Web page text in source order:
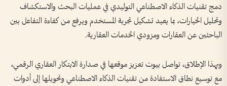
دمج تقنيات الذكاء الاصطناعي التوليدي في عمليات البحث والاستكشاف
وتحليل الخيارات، بما يعيد تشكيل تجربة المستخدم ويرفع من كفاءة التفاعل بين
الباحثين عن العقارات ومزودي الخدمات العقارية.
وبهذا الإطلاق، تواصل بيوت تعزيز موقعها في صدارة الابتكار العقاري الرقمي،
مع توسيع نطاق الاستفادة من تقنيات الذكاء الاصطناعي وتحويلها إلى أدوات